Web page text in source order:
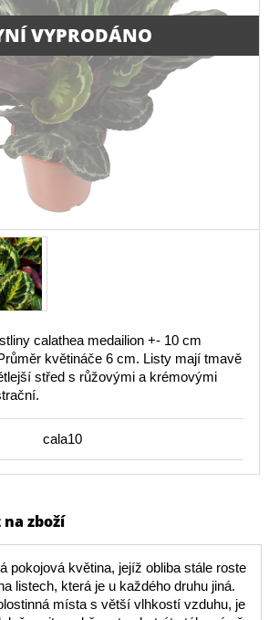
VYPRODÁNO
calathea medailion +- 10 cm
květináče 6 cm. Listy mají tmavě
střed s růžovými a krémovými
cala10
na zboží
pokojová květina, jejíž obliba stále roste
listech, která je u každého druhu jiná.
místa s větší vlhkostí vzduhu, je